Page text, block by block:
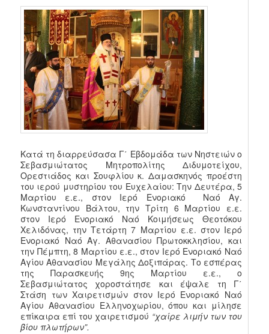
Κατά τη διαρρεύσασα Γ΄ Εβδομάδα των Νηστειών ο
Σεβασμιώτατος Μητροπολίτης Διδυμοτείχου,
Ορεστιάδος και Σουφλίου κ. Δαμασκηνός προέστη
του ιερού μυστηρίου του Ευχελαίου: Την Δευτέρα, 5
Μαρτίου ε.ε., στον Ιερό Ενοριακό Ναό Αγ.
Κωνσταντίνου Βάλτου, την Τρίτη 6 Μαρτίου ε.ε.
στον Ιερό Ενοριακό Ναό Κοιμήσεως Θεοτόκου
Χελιδόνας, την Τετάρτη 7 Μαρτίου ε.ε. στον Ιερό
Ενοριακό Ναό Αγ. Αθανασίου Πρωτοκκλησίου, και
την Πέμπτη, 8 Μαρτίου ε.ε., στον Ιερό Ενοριακό Ναό
Αγίου Αθανασίου Μεγάλης Δοξιπάρας. Το εσπέρας
της Παρασκευής 9ης Μαρτίου ε.ε., ο
Σεβασμιώτατος χοροστάτησε και έψαλε τη Γ΄
Στάση των Χαιρετισμών στον Ιερό Ενοριακό Ναό
Αγίου Αθανασίου Ελληνοχωρίου, όπου και μίλησε
επίκαιρα επί του χαιρετισμού “χαίρε λιμήν των του
βίου πλωτήρων”.